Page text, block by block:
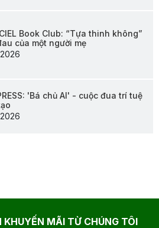
Book Club: “Tựa thinh không”
của một người mẹ
'Bá chủ AI' - cuộc đua trí tuệ
MÃI TỪ CHÚNG TÔI